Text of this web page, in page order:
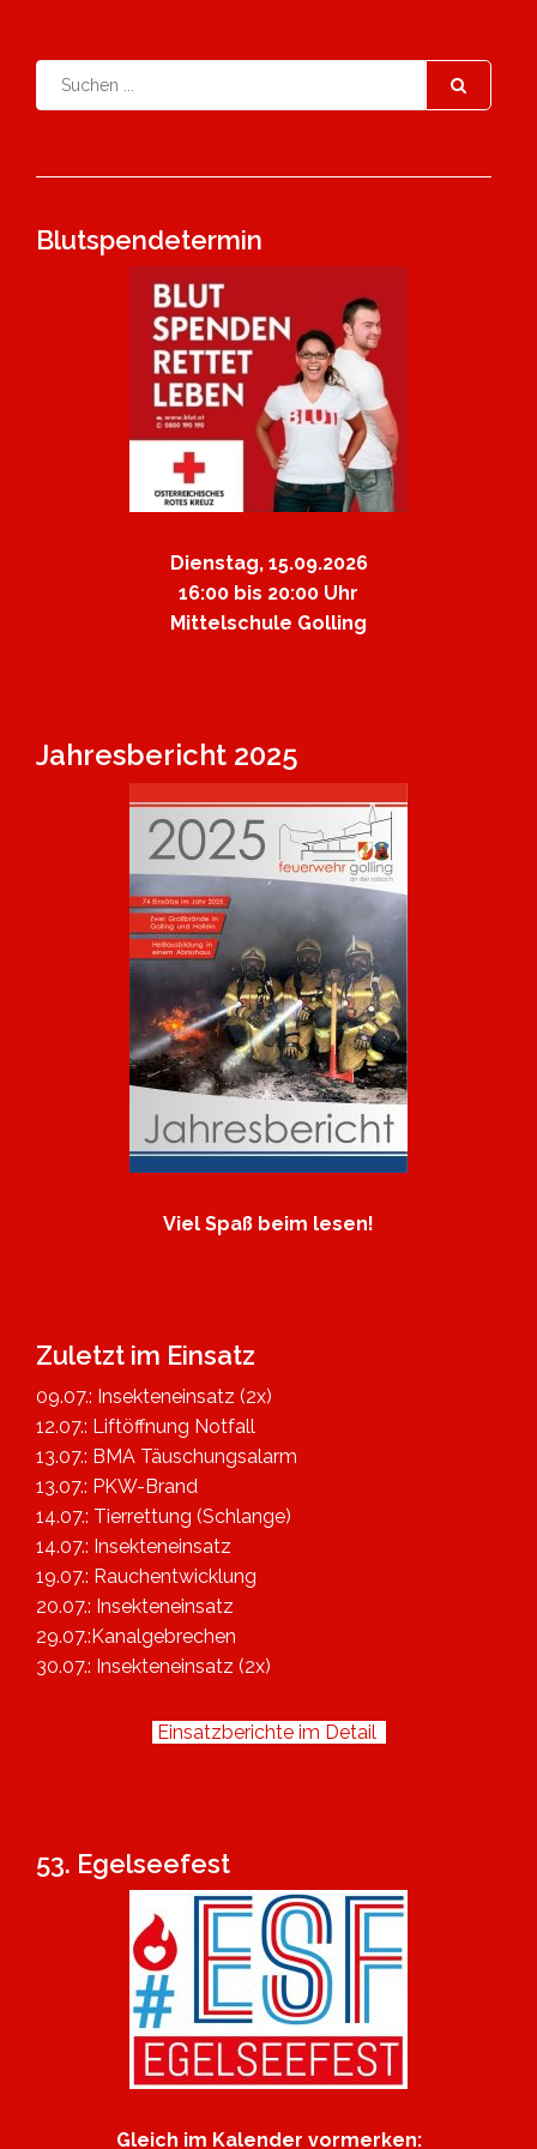
Blutspendetermin
Dienstag, 15.09.2026
16:00 bis 20:00 Uhr
Mittelschule Golling
Jahresbericht 2025
Viel Spaß beim lesen!
Zuletzt im Einsatz
09.07.: Insekteneinsatz (2x)
12.07.: Liftöffnung Notfall
13.07.: BMA Täuschungsalarm
13.07.: PKW-Brand
14.07.: Tierrettung (Schlange)
14.07.: Insekteneinsatz
19.07.: Rauchentwicklung
20.07.: Insekteneinsatz
29.07.:Kanalgebrechen
30.07.: Insekteneinsatz (2x)
Einsatzberichte im Detail
53. Egelseefest
Gleich im Kalender vormerken: